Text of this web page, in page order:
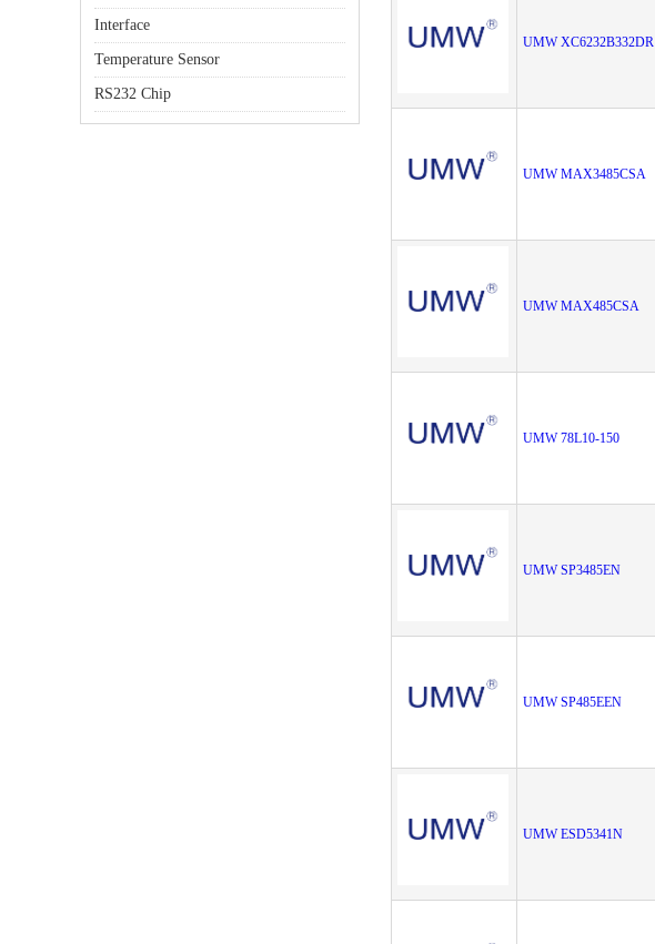
Interface
Temperature Sensor
RS232 Chip
UMW XC6232B332DR
UMW MAX3485CSA
UMW MAX485CSA
UMW 78L10-150
UMW SP3485EN
UMW SP485EEN
UMW ESD5341N